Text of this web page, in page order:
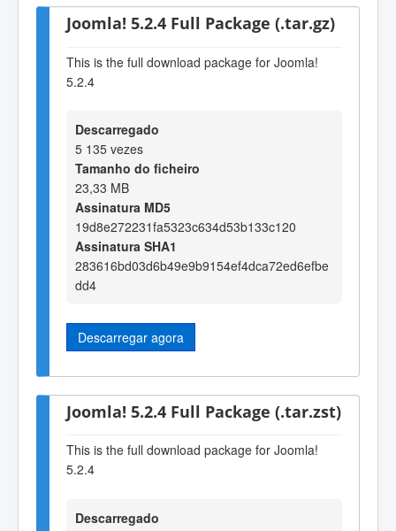
Joomla! 5.2.4 Full Package (.tar.gz)
This is the full download package for Joomla!
5.2.4
Descarregado
5 135 vezes
Tamanho do ficheiro
23,33 MB
Assinatura MD5
19d8e272231fa5323c634d53b133c120
Assinatura SHA1
283616bd03d6b49e9b9154ef4dca72ed6efbe
dd4
Descarregar agora
Joomla! 5.2.4 Full Package (.tar.zst)
This is the full download package for Joomla!
5.2.4
Descarregado